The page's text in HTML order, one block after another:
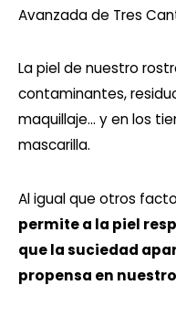
Avanzada de Tres
La piel de nuestro
contaminantes,
maquillaje… y en los
mascarilla.
Al igual que otros
permite a la piel
que la suciedad
propensa en